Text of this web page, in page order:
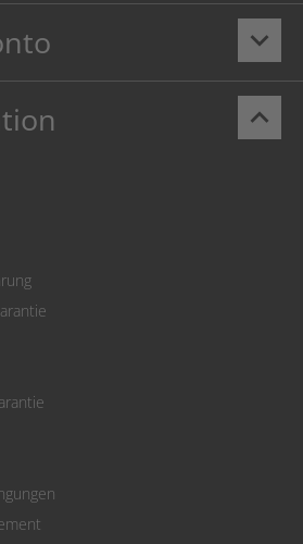
keyboard_arrow_down
keyboard_arrow_up